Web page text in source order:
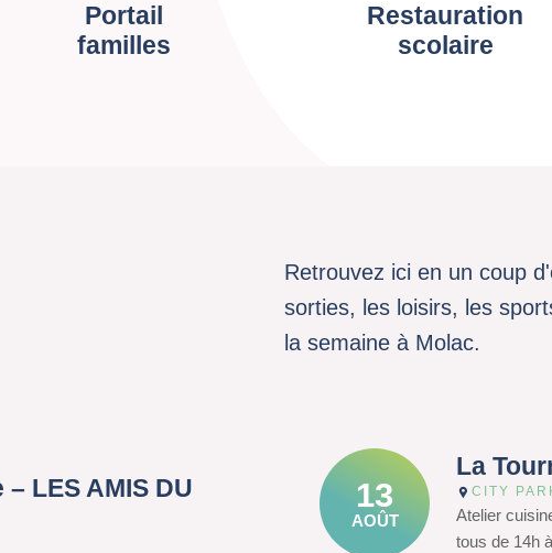
Portail
familles
Restauration
scolaire
Retrouvez ici en un coup
sorties, les loisirs, les
la semaine à Molac.
LES AMIS DU
13
AOÛT
La
CITY
Atelier
tous de 14h